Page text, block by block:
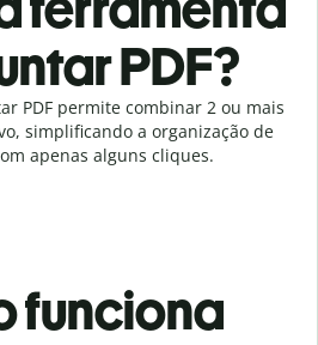
PDF?
PDF permite combinar 2 ou mais
simplificando a organização de
apenas alguns cliques.
funciona